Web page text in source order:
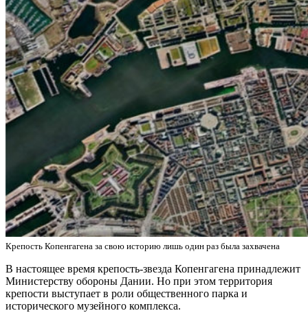
Крепость Копенгагена за свою историю лишь один раз была захвачена
В настоящее время крепость-звезда Копенгагена принадлежит
Министерству обороны Дании. Но при этом территория
крепости выступает в роли общественного парка и
исторического музейного комплекса.